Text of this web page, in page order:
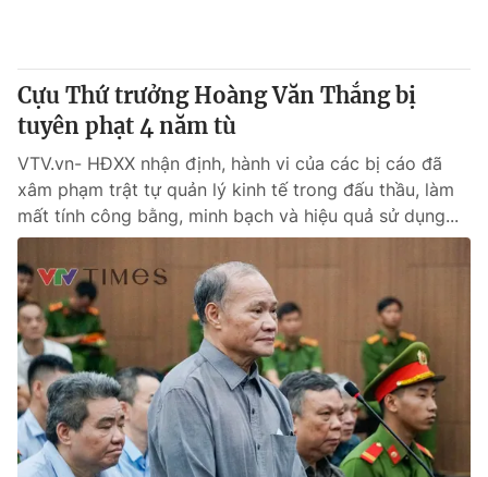
Cựu Thứ trưởng Hoàng Văn Thắng bị
tuyên phạt 4 năm tù
VTV.vn- HĐXX nhận định, hành vi của các bị cáo đã
xâm phạm trật tự quản lý kinh tế trong đấu thầu, làm
mất tính công bằng, minh bạch và hiệu quả sử dụng...